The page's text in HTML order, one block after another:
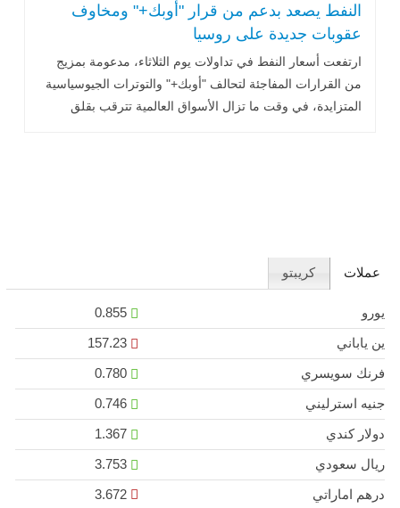
النفط يصعد بدعم من قرار "أوبك+" ومخاوف
عقوبات جديدة على روسيا
ارتفعت أسعار النفط في تداولات يوم الثلاثاء، مدعومة بمزيج
من القرارات المفاجئة لتحالف "أوبك+" والتوترات الجيوسياسية
المتزايدة، في وقت ما تزال الأسواق العالمية تترقب بقلق
عملات كريبتو
يورو
0.855
ين ياباني
157.23
فرنك سويسري
0.780
جنيه استرليني
0.746
دولار كندي
1.367
ريال سعودي
3.753
درهم اماراتي
3.672